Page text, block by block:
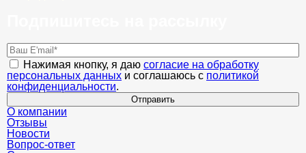
Нажимая кнопку, я даю согласие на обработку
персональных данных и соглашаюсь с политикой
конфиденциальности.
Отправить
О компании
Отзывы
Новости
Вопрос-ответ